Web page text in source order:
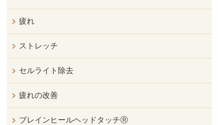
疲れ
ストレッチ
セルライト除去
疲れの改善
ブレインヒールヘッドタッチⓇ